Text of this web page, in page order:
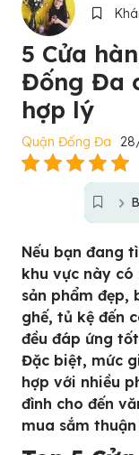
5 Cửa
Đống Đa
hợp lý
Quận Đống Đa
Nếu bạn đang
khu vực này
sản phẩm đẹp,
ghế, tủ kệ đến
đều đáp ứng
Đặc biệt, mức
hợp với nhiều
đình cho đến
mua sắm